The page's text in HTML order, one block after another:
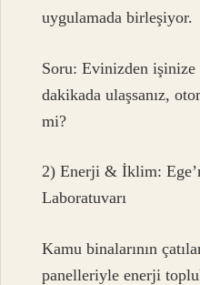
uygulamada birleşiyor.
Soru: Evinizden
dakikada ulaşsanız,
mi?
2) Enerji & İklim:
Laboratuvarı
Kamu binalarının
panelleriyle enerji